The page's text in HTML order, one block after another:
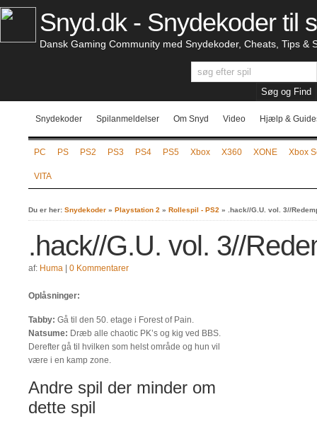
Snyd.dk - Snydekoder til
Dansk Gaming Community med Snydekoder, Cheats, Tips &
Snydekoder Spilanmeldelser Om Snyd Video Hjælp &
PC PS PS2 PS3 PS4 PS5 Xbox X360 XONE Xbox
VITA
Du er her: Snydekoder » Playstation 2 » Rollespil - PS2 » .hack//G.U. vol. 3//
.hack//G.U. vol. 3//
af: Huma 0 Kommentarer
Oplåsninger:
Tabby: Gå til den 50. etage i Forest of Pain.
Natsume: Dræb alle chaotic PK’s og kig ved BBS.
Derefter gå til hvilken som helst område og hun vil
være i en kamp zone.
Andre spil der minder om
dette spil